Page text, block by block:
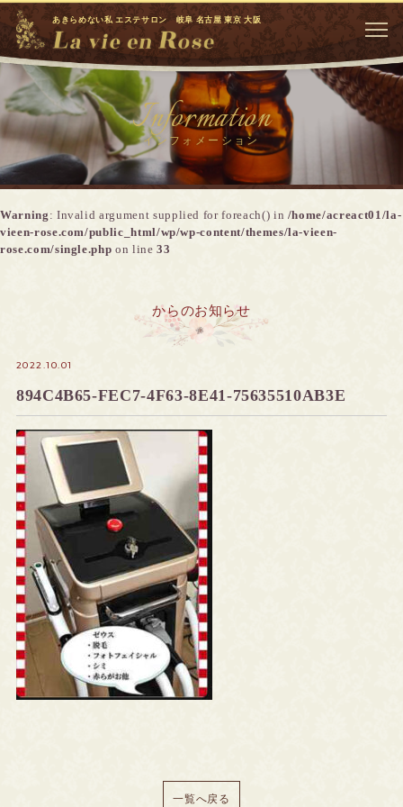
あきらめない私 エステサロン 岐阜 名古屋 東京 大阪
Information
インフォメーション
Warning : Invalid argument supplied for foreach() in /home/acreact01/la-
vieen-rose.com/public_html/wp/wp-content/themes/la-vieen-
rose.com/single.php on line33
からのお知らせ
2022.10.01
894C4B65-FEC7-4F63-8E41-75635510AB3E
一覧へ戻る